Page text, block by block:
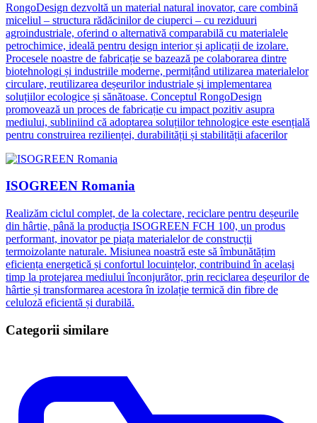
RongoDesign dezvoltă un material natural inovator, care combină
miceliul – structura rădăcinilor de ciuperci – cu reziduuri
agroindustriale, oferind o alternativă comparabilă cu materialele
petrochimice, ideală pentru design interior și aplicații de izolare.
Procesele noastre de fabricație se bazează pe colaborarea dintre
biotehnologi și industriile moderne, permițând utilizarea materialelor
circulare, reutilizarea deșeurilor industriale și implementarea
soluțiilor ecologice și sănătoase. Conceptul RongoDesign
promovează un proces de fabricație cu impact pozitiv asupra
mediului, subliniind că adoptarea soluțiilor tehnologice este esențială
pentru construirea rezilienței, durabilității și stabilității afacerilor
ISOGREEN Romania
Realizăm ciclul complet, de la colectare, reciclare pentru deșeurile
din hârtie, până la producția ISOGREEN FCH 100, un produs
performant, inovator pe piața materialelor de construcții
termoizolante naturale. Misiunea noastră este să îmbunătățim
eficiența energetică și confortul locuințelor, contribuind în același
timp la protejarea mediului înconjurător, prin reciclarea deșeurilor de
hârtie și transformarea acestora în izolație termică din fibre de
celuloză eficientă și durabilă.
Categorii similare